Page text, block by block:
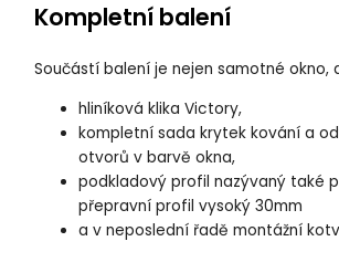
Kompletní balení
Součástí balení je nejen samotné okno,
hliníková klika Victory,
kompletní sada krytek kování a
otvorů v barvě okna,
podkladový profil nazývaný také
přepravní profil vysoký 30mm
a v neposlední řadě montážní